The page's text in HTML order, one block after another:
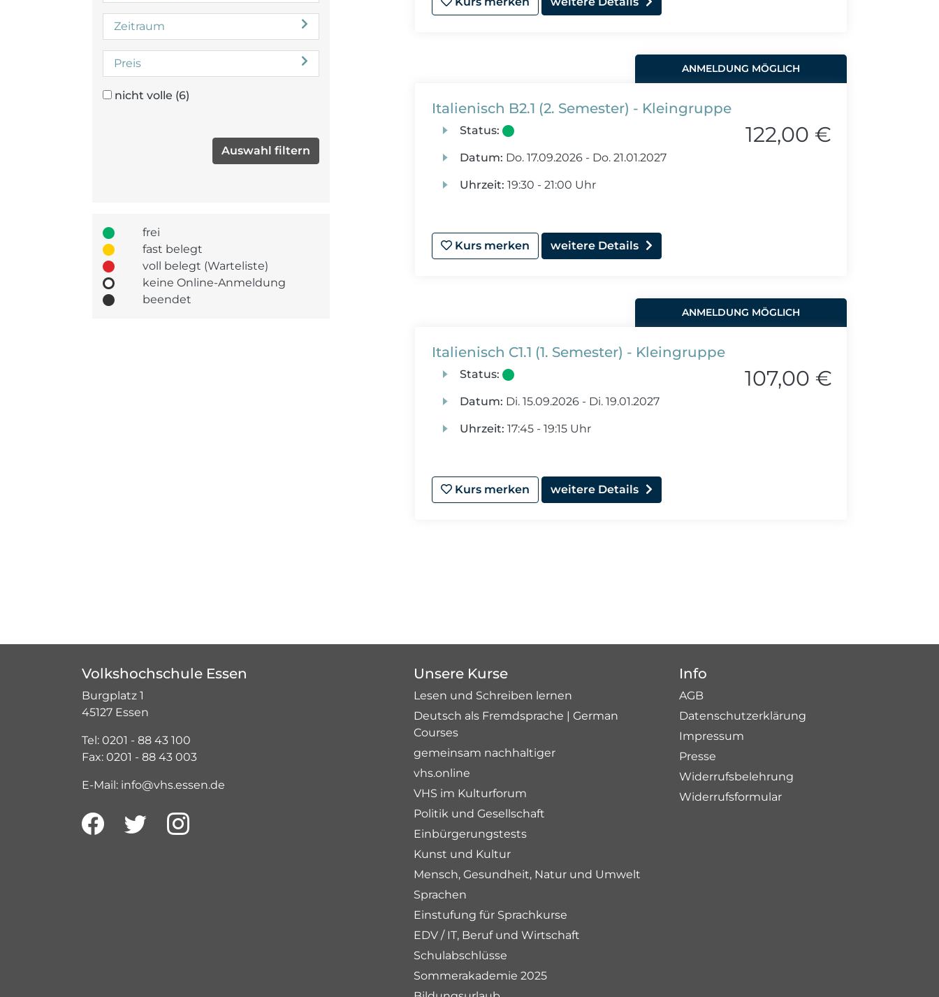
Zeitraum
Preis
nicht volle (6)
frei
fast belegt
voll belegt (Warteliste)
keine Online-Anmeldung
beendet
ANMELDUNG MÖGLICH
Italienisch B2.1 (2. Semester) - Kleingruppe
Status:
Datum: Do.17.09.2026 - Do.21.01.2027
Uhrzeit: 19:30 - 21:00 Uhr
122,00 €
Kurs merken weitere Details
ANMELDUNG MÖGLICH
Italienisch C1.1 (1. Semester) - Kleingruppe
Status:
Datum: Di.15.09.2026 - Di.19.01.2027
Uhrzeit: 17:45 - 19:15 Uhr
107,00 €
Kurs merken weitere Details
Volkshochschule Essen
Burgplatz 1
45127 Essen
Tel: 0201 - 88 43 100
Fax: 0201 - 88 43 003
E-Mail: info@vhs.essen.de
Unsere Kurse
Lesen und Schreiben lernen
Deutsch als Fremdsprache | German
Courses
gemeinsam nachhaltiger
vhs.online
VHS im Kulturforum
Politik und Gesellschaft
Einbürgerungstests
Kunst und Kultur
Mensch, Gesundheit, Natur und Umwelt
Sprachen
Einstufung für Sprachkurse
EDV / IT, Beruf und Wirtschaft
Schulabschlüsse
Sommerakademie 2025
Info
AGB
Datenschutzerklärung
Impressum
Presse
Widerrufsbelehrung
Widerrufsformular